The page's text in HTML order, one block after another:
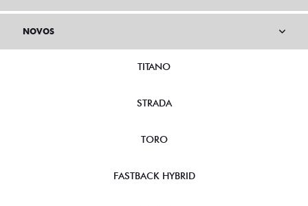
NOVOS
TITANO
STRADA
TORO
FASTBACK HYBRID